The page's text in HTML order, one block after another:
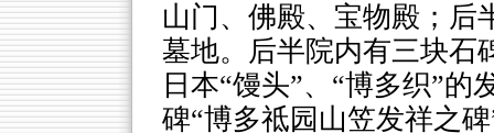
山门、佛殿、宝物殿；后
墓地。后半院内有三块石
日本“馒头”、“博多织”
碑“博多祗园山笠发祥之